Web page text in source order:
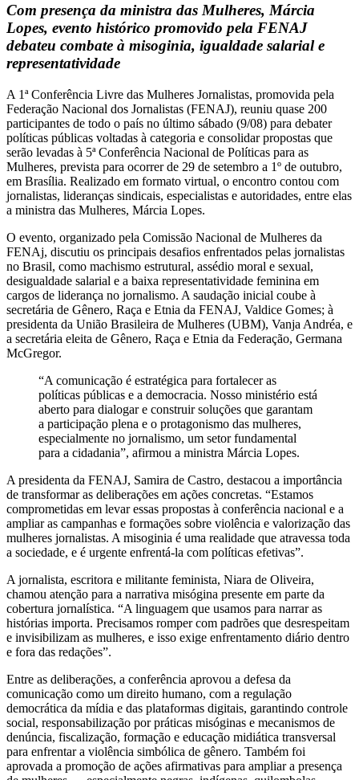
Com presença da ministra das Mulheres, Márcia
Lopes, evento histórico promovido pela FENAJ
debateu combate à misoginia, igualdade salarial e
representatividade
A 1ª Conferência Livre das Mulheres Jornalistas, promovida pela
Federação Nacional dos Jornalistas (FENAJ), reuniu quase 200
participantes de todo o país no último sábado (9/08) para debater
políticas públicas voltadas à categoria e consolidar propostas que
serão levadas à 5ª Conferência Nacional de Políticas para as
Mulheres, prevista para ocorrer de 29 de setembro a 1º de outubro,
em Brasília. Realizado em formato virtual, o encontro contou com
jornalistas, lideranças sindicais, especialistas e autoridades, entre elas
a ministra das Mulheres, Márcia Lopes.
O evento, organizado pela Comissão Nacional de Mulheres da
FENAj, discutiu os principais desafios enfrentados pelas jornalistas
no Brasil, como machismo estrutural, assédio moral e sexual,
desigualdade salarial e a baixa representatividade feminina em
cargos de liderança no jornalismo. A saudação inicial coube à
secretária de Gênero, Raça e Etnia da FENAJ, Valdice Gomes; à
presidenta da União Brasileira de Mulheres (UBM), Vanja Andréa, e
a secretária eleita de Gênero, Raça e Etnia da Federação, Germana
McGregor.
“A comunicação é estratégica para fortalecer as
políticas públicas e a democracia. Nosso ministério está
aberto para dialogar e construir soluções que garantam
a participação plena e o protagonismo das mulheres,
especialmente no jornalismo, um setor fundamental
para a cidadania”, afirmou a ministra Márcia Lopes.
A presidenta da FENAJ, Samira de Castro, destacou a importância
de transformar as deliberações em ações concretas. “Estamos
comprometidas em levar essas propostas à conferência nacional e a
ampliar as campanhas e formações sobre violência e valorização das
mulheres jornalistas. A misoginia é uma realidade que atravessa toda
a sociedade, e é urgente enfrentá-la com políticas efetivas”.
A jornalista, escritora e militante feminista, Niara de Oliveira,
chamou atenção para a narrativa misógina presente em parte da
cobertura jornalística. “A linguagem que usamos para narrar as
histórias importa. Precisamos romper com padrões que desrespeitam
e invisibilizam as mulheres, e isso exige enfrentamento diário dentro
e fora das redações”.
Entre as deliberações, a conferência aprovou a defesa da
comunicação como um direito humano, com a regulação
democrática da mídia e das plataformas digitais, garantindo controle
social, responsabilização por práticas misóginas e mecanismos de
denúncia, fiscalização, formação e educação midiática transversal
para enfrentar a violência simbólica de gênero. Também foi
aprovada a promoção de ações afirmativas para ampliar a presença